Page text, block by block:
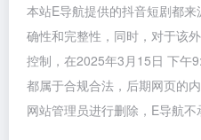
本站E导航提供的抖音短剧都
确性和完整性，同时，对于该
控制，在2025年3月15日 下午
都属于合规合法，后期网页的
网站管理员进行删除，E导航不